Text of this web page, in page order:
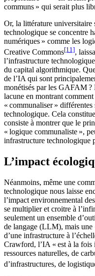
communs » qui serait plus
Or, la littérature universitaire
technologique se concentre
numériques » comme les
Creative Commons[11],
l’infrastructure
du capital algorithmique.
de l’IA qui sont
monétisés par les GAFAM ?
lacune en montrant
« communaliser »
technologique. Cela
consiste à montrer que le
« logique communaliste »,
infrastructure technologique
L’impact
Néanmoins, même une
technologique nous laisse
l’impact environnemental
se multiplier et croitre à
seulement un ensemble
de langage (LLM), mais une
d’une infrastructure à
Crawford, l’IA « est à la fois
ressources naturelles, de
d’infrastructures, de